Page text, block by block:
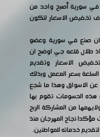
في سورية أصبح واحد من
تخفيض الاسعار لتكون
صنع في سورية وعضو
طلال قلعه جي اوضح ان
الاسعار وتقديم
بسعر المعمل وبذلك
المستهلك على توفير بنسبة ٢٥% عن الاسواق وهذا ما شجع
هذه الحسومات تقوم بها
من المشاركة الربح
مؤكدا نجاح المهرجان منذ
خدماته للمواطنين.